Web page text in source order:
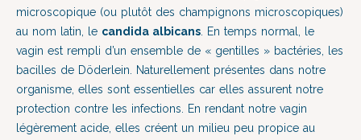
microscopique (ou plutôt des champignons microscopiques)
au nom latin, le candida albicans . En temps normal, le
vagin est rempli d’un ensemble de « gentilles » bactéries, les
bacilles de Döderlein. Naturellement présentes dans notre
organisme, elles sont essentielles car elles assurent notre
protection contre les infections. En rendant notre vagin
légèrement acide, elles créent un milieu peu propice au